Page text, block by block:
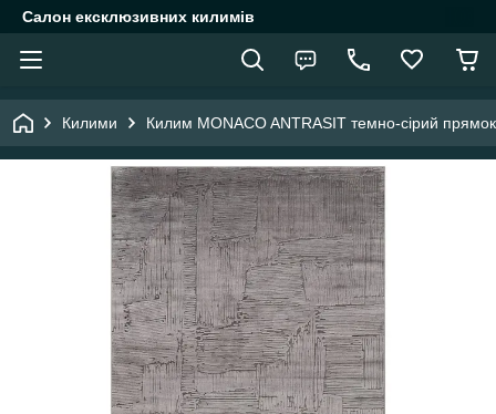
Салон ексклюзивних килимів
Килими Килим MONACO ANTRASIT темно-сірий